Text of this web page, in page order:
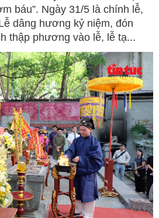
báu”. Ngày 31/5 là chính lễ,
dâng hương kỷ niệm, đón
thập phương vào lễ, lễ tạ...